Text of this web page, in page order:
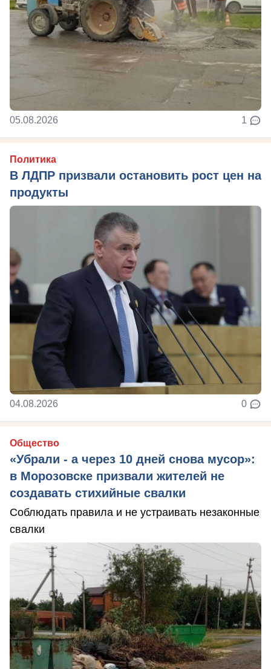
05.08.2026 1
Политика
В ЛДПР призвали остановить рост цен на
продукты
04.08.2026 0
Общество
«Убрали - а через 10 дней снова мусор»:
в Морозовске призвали жителей не
создавать стихийные свалки
Соблюдать правила и не устраивать незаконные
свалки